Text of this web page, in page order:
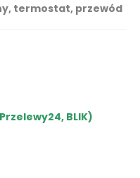
termostat, przewód
BLIK)